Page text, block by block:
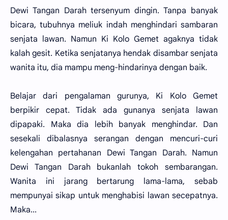
Dewi Tangan Darah tersenyum dingin. Tanpa banyak
bicara, tubuhnya meliuk indah menghindari sambaran
senjata lawan. Namun Ki Kolo Gemet agaknya tidak
kalah gesit. Ketika senjatanya hendak disambar senjata
wanita itu, dia mampu meng-hindarinya dengan baik.
Belajar dari pengalaman gurunya, Ki Kolo Gemet
berpikir cepat. Tidak ada gunanya senjata lawan
dipapaki. Maka dia lebih banyak menghindar. Dan
sesekali dibalasnya serangan dengan mencuri-curi
kelengahan pertahanan Dewi Tangan Darah. Namun
Dewi Tangan Darah bukanlah tokoh sembarangan.
Wanita ini jarang bertarung lama-lama, sebab
mempunyai sikap untuk menghabisi lawan secepatnya.
Maka...